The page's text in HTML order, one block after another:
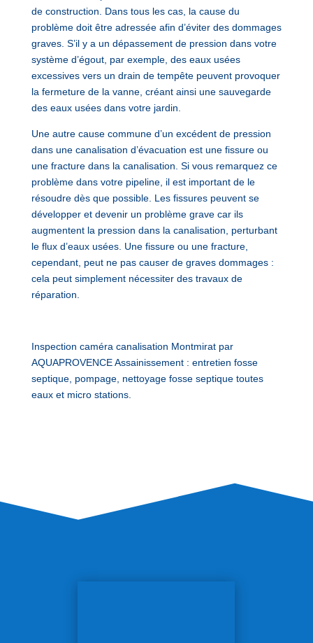
de construction. Dans tous les cas, la cause du
problème doit être adressée afin d’éviter des dommages
graves. S’il y a un dépassement de pression dans votre
système d’égout, par exemple, des eaux usées
excessives vers un drain de tempête peuvent provoquer
la fermeture de la vanne, créant ainsi une sauvegarde
des eaux usées dans votre jardin.
Une autre cause commune d’un excédent de pression
dans une canalisation d’évacuation est une fissure ou
une fracture dans la canalisation. Si vous remarquez ce
problème dans votre pipeline, il est important de le
résoudre dès que possible. Les fissures peuvent se
développer et devenir un problème grave car ils
augmentent la pression dans la canalisation, perturbant
le flux d’eaux usées. Une fissure ou une fracture,
cependant, peut ne pas causer de graves dommages :
cela peut simplement nécessiter des travaux de
réparation.
Inspection caméra canalisation Montmirat par
AQUAPROVENCE Assainissement : entretien fosse
septique, pompage, nettoyage fosse septique toutes
eaux et micro stations.